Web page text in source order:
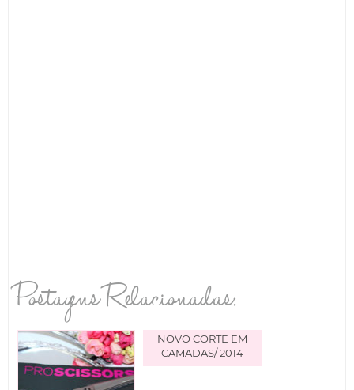
Postagens Relacionadas:
NOVO CORTE EM
CAMADAS/ 2014